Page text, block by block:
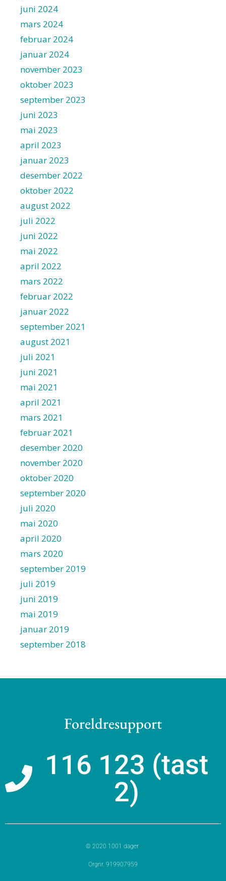
juni 2024
mars 2024
februar 2024
januar 2024
november 2023
oktober 2023
september 2023
juni 2023
mai 2023
april 2023
januar 2023
desember 2022
oktober 2022
august 2022
juli 2022
juni 2022
mai 2022
april 2022
mars 2022
februar 2022
januar 2022
september 2021
august 2021
juli 2021
juni 2021
mai 2021
april 2021
mars 2021
februar 2021
desember 2020
november 2020
oktober 2020
september 2020
juli 2020
mai 2020
april 2020
mars 2020
september 2019
juli 2019
juni 2019
mai 2019
januar 2019
september 2018
Foreldresupport
116 123 (tast
2)
© 2020 1001 dager
Orgnr. 919907959